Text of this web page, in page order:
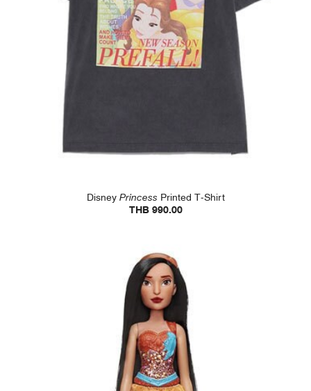
DisneyPrincess Printed T-Shirt
THB 990.00